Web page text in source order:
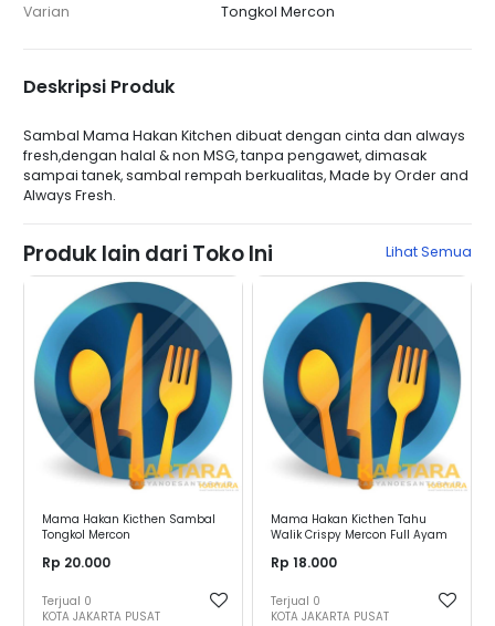
Varian
Tongkol Mercon
Deskripsi Produk
Sambal Mama Hakan Kitchen dibuat dengan cinta dan always
fresh,dengan halal & non MSG, tanpa pengawet, dimasak
sampai tanek, sambal rempah berkualitas, Made by Order and
Always Fresh.
Produk lain dari Toko Ini Lihat Semua
Mama Hakan Kicthen Sambal
Tongkol Mercon
Rp 20.000
Terjual 0
KOTA JAKARTA PUSAT
Mama Hakan Kicthen Tahu
Walik Crispy Mercon Full Ayam
Rp 18.000
Terjual 0
KOTA JAKARTA PUSAT